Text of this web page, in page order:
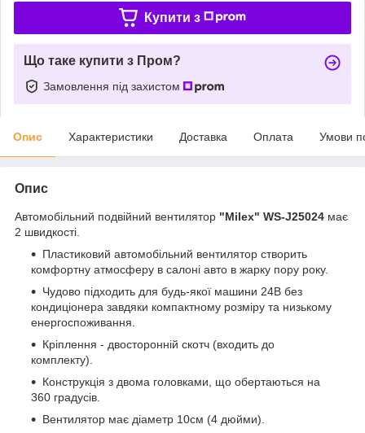
Купити з
Що таке купити з Пром?
Замовлення під захистом
Опис Характеристики Доставка Оплата Умови
Опис
Автомобільний подвійний вентилятор "Milex" WS-J25024 має
2 швидкості.
Пластиковий автомобільний вентилятор створить
комфортну атмосферу в салоні авто в жарку пору року.
Чудово підходить для будь-якої машини 24В без
кондиціонера завдяки компактному розміру та низькому
енергоспоживання.
Кріплення - двосторонній скотч (входить до
комплекту).
Конструкція з двома головками, що обертаються на
360 градусів.
Вентилятор має діаметр 10см (4 дюйми).